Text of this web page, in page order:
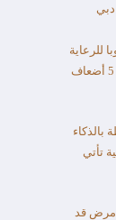
دبي
للرعاية
المتكاملة تحقق نموًا يتجاوز 5 أضعاف
بالذكاء
تأتي
مرض قد